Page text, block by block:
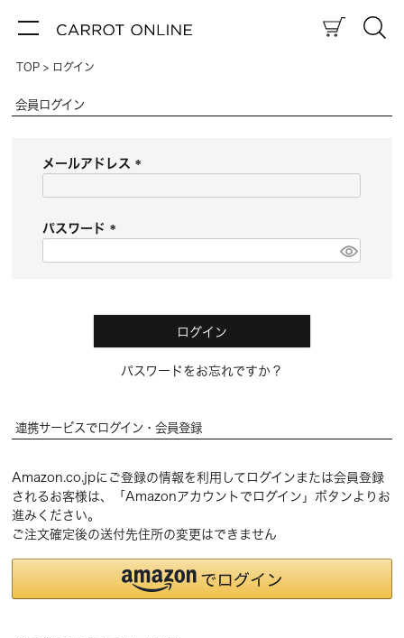
TOP ログイン
会員ログイン
メールアドレス
パスワード
ログイン
パスワードをお忘れですか？
連携サービスでログイン・会員登録
Amazon.co.jpにご登録の情報を利用してログインまたは会員登録
されるお客様は、「Amazonアカウントでログイン」ボタンよりお
進みください。
ご注文確定後の送付先住所の変更はできません